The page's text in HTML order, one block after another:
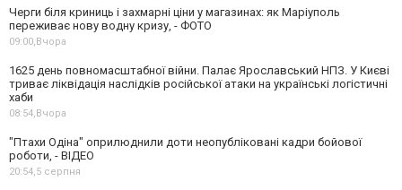
Черги біля криниць і захмарні ціни у магазинах: як Маріуполь
переживає нову водну кризу, - ФОТО
09:00,Вчора
1625 день повномасштабної війни. Палає Ярославський НПЗ. У Києві
триває ліквідація наслідків російської атаки на українські логістичні
хаби
08:54,Вчора
"Птахи Одіна" оприлюднили доти неопубліковані кадри бойової
роботи, - ВІДЕО
20:54,5 серпня